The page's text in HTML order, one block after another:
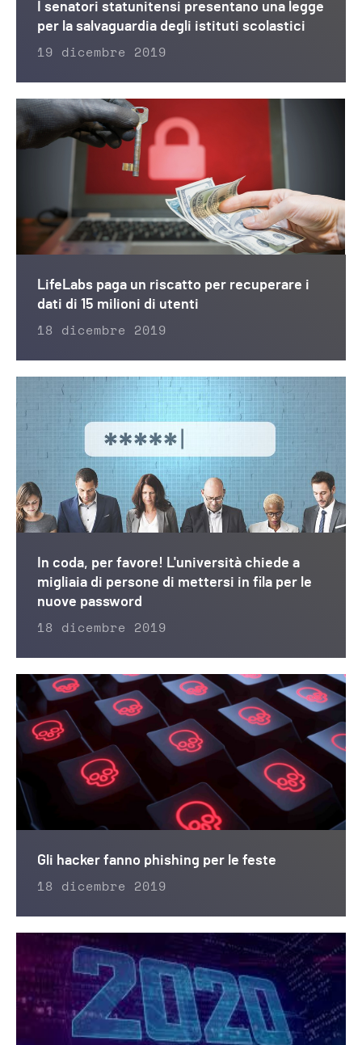
I senatori statunitensi presentano una legge
per la salvaguardia degli istituti scolastici
19 dicembre 2019
LifeLabs paga un riscatto per recuperare i
dati di 15 milioni di utenti
18 dicembre 2019
In coda, per favore! L'università chiede a
migliaia di persone di mettersi in fila per le
nuove password
18 dicembre 2019
Gli hacker fanno phishing per le feste
18 dicembre 2019